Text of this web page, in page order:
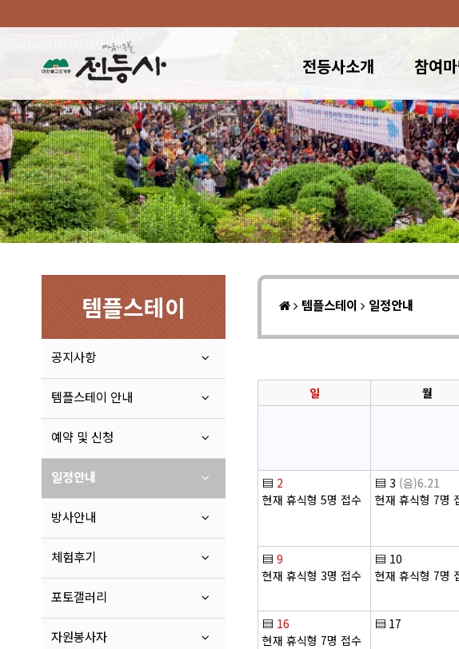
전등사소개 참여
템플스테이
공지사항
템플스테이 안내
예약 및 신청
일정안내
방사안내
체험후기
포토갤러리
자원봉사자
템플스테이 일정안내
일 월
▤ 2
현재 휴식형 5명 접수
▤ 3 (음)6.21
현재 휴식형 7명
▤ 9
현재 휴식형 3명 접수
▤ 10
현재 휴식형 7명
▤ 16
현재 휴식형 7명 접수
▤ 17